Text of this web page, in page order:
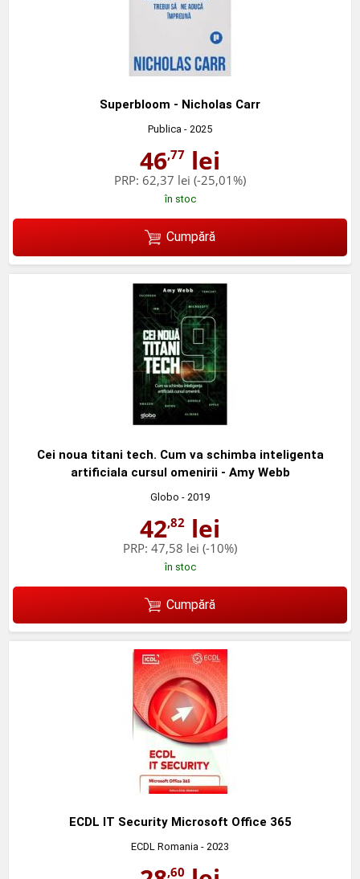
Superbloom - Nicholas Carr
Publica - 2025
46,77 lei
PRP: 62,37 lei (-25,01%)
în stoc
Cumpără
Cei noua titani tech. Cum va schimba inteligenta
artificiala cursul omenirii - Amy Webb
Globo - 2019
42,82 lei
PRP: 47,58 lei (-10%)
în stoc
Cumpără
ECDL IT Security Microsoft Office 365
ECDL Romania - 2023
,60